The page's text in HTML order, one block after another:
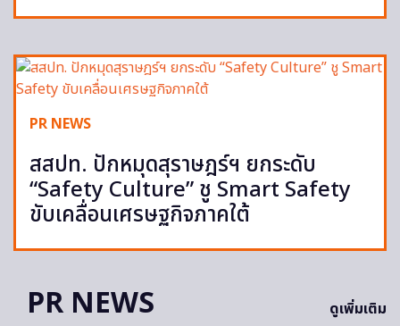
PR NEWS
สสปท. ปักหมุดสุราษฎร์ฯ ยกระดับ
“Safety Culture” ชู Smart Safety
ขับเคลื่อนเศรษฐกิจภาคใต้
PR NEWS ดูเพิ่มเติม